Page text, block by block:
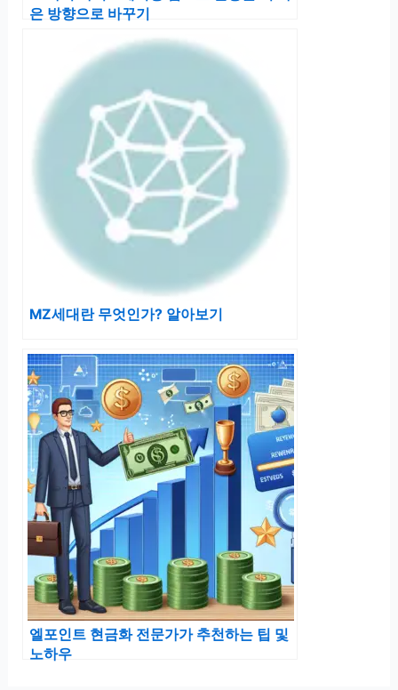
은 방향으로 바꾸기
MZ세대란 무엇인가? 알아보기
엘포인트 현금화 전문가가 추천하는 팁 및
노하우